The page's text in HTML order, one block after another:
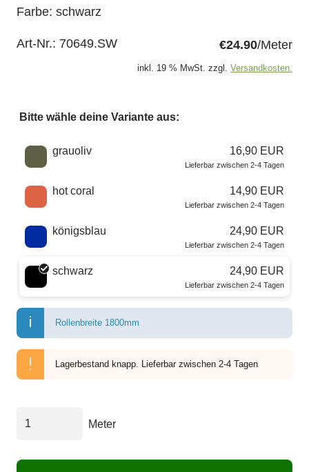
Farbe: schwarz
Art-Nr.: 70649.SW €24.90/Meter
inkl. 19 % MwSt. zzgl. Versandkosten.
Bitte wähle deine Variante aus:
Wähle eine Farbe
grauoliv 16,90 EUR
Lieferbar zwischen 2-4 Tagen
hot coral 14,90 EUR
Lieferbar zwischen 2-4 Tagen
königsblau 24,90 EUR
Lieferbar zwischen 2-4 Tagen
schwarz 24,90 EUR
Lieferbar zwischen 2-4 Tagen
Rollenbreite 1800mm
Lagerbestand knapp. Lieferbar zwischen 2-4 Tagen
Meter